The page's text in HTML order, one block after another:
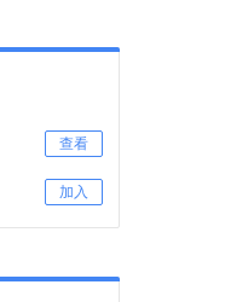
查看
加入